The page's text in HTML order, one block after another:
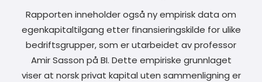
Rapporten inneholder også ny empirisk data om
egenkapitaltilgang etter finansieringskilde for ulike
bedriftsgrupper, som er utarbeidet av professor
Amir Sasson på BI. Dette empiriske grunnlaget
viser at norsk privat kapital uten sammenligning er